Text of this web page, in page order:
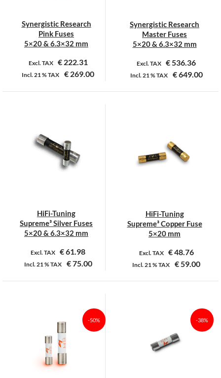
de
productpagina
de
productpagina
Synergistic Research
Pink Fuses
5×20 & 6.3×32 mm
Excl. TAX €222.31
Incl.21 %TAX € 269.00
Dit
variaties.
Deze
optie
kan
de
productpagina
Synergistic Research
Master Fuses
5×20 & 6.3×32 mm
Excl. TAX €536.36
Incl.21 %TAX €649.00
Dit
variaties.
Deze
optie
de
productpagina
HiFi-Tuning
Supreme³ Silver Fuses
5×20 & 6.3×32 mm
Excl. TAX €61.98
Incl.21 %TAX €75.00
Dit
meerdere
variaties.
Deze
optie
kan
HiFi-Tuning
Supreme³ Copper Fuse
5×20 mm
Excl. TAX €48.76
Incl.21 %TAX €59.00
Dit
meerdere
Deze
optie
-50% -38%